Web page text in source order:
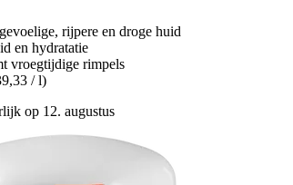
rijpere en droge huid
en hydratatie
vroegtijdige rimpels
/ l)
op 12. augustus